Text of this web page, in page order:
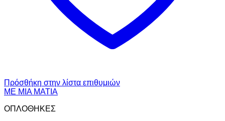
Πρόσθήκη στην λίστα επιθυμιών
ΜΕ ΜΙΑ ΜΑΤΙΑ
ΟΠΛΟΘΗΚΕΣ